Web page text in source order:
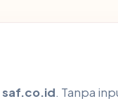
saf.co.id. Tanpa